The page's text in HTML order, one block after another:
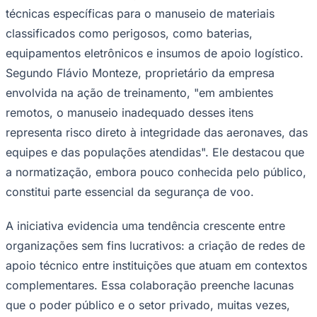
Ceará
região amazônica, recebeu da Apzi
Treinamentos, instituição especializada em
formação aeroportuária e logística, um
curso voluntário sobre transporte seguro
de artigos perigosos. O treinamento foi
oferecido a tripulações que realizam voos
em áreas de difícil acesso, com o objetivo
de aprimorar a segurança operacional e
populações atendidas.
Realizado recentemente, o curso abordou normas